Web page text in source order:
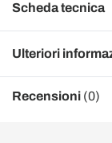
Scheda tecnica
Ulteriori
Recensioni (0)